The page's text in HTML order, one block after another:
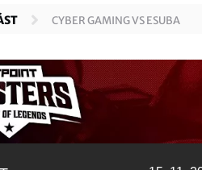
CYBER GAMING VS ESUBA